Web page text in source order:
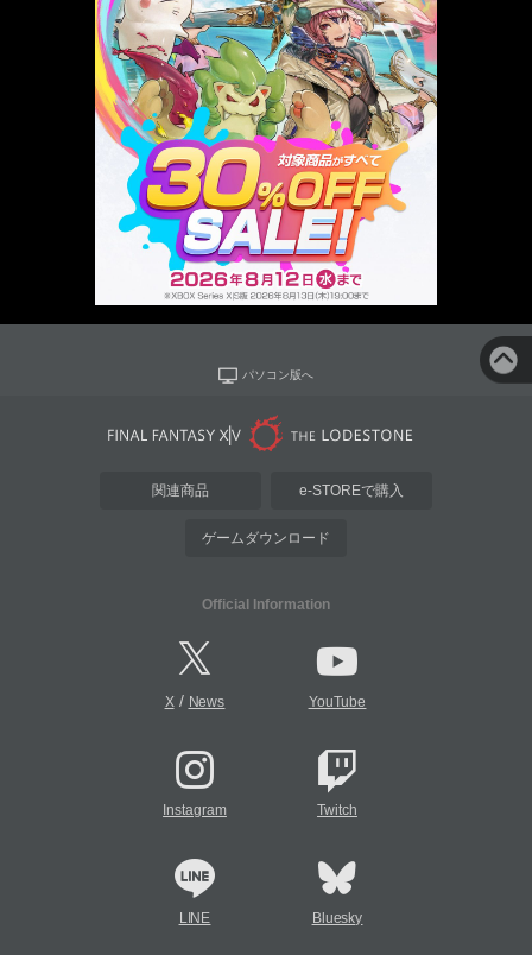
パソコン版へ
関連商品 e-STOREで購入
ゲームダウンロード
Official Information
X/ News YouTube
Instagram Twitch
LINE Bluesky